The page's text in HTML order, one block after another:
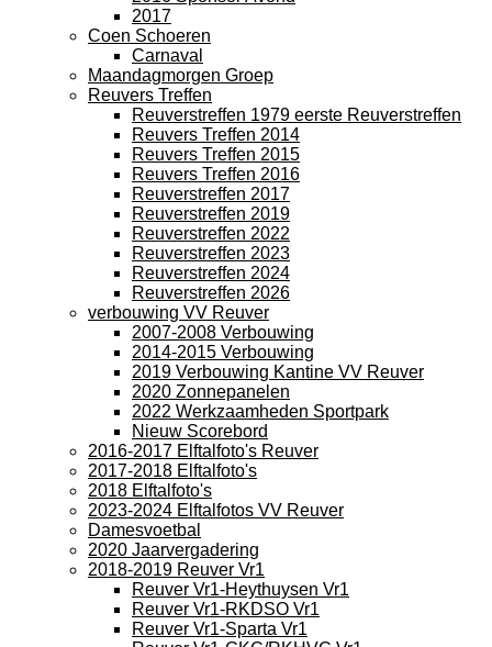
2017
Coen Schoeren
Carnaval
Maandagmorgen Groep
Reuvers Treffen
Reuverstreffen 1979 eerste Reuverstreffen
Reuvers Treffen 2014
Reuvers Treffen 2015
Reuvers Treffen 2016
Reuverstreffen 2017
Reuverstreffen 2019
Reuverstreffen 2022
Reuverstreffen 2023
Reuverstreffen 2024
Reuverstreffen 2026
verbouwing VV Reuver
2007-2008 Verbouwing
2014-2015 Verbouwing
2019 Verbouwing Kantine VV Reuver
2020 Zonnepanelen
2022 Werkzaamheden Sportpark
Nieuw Scorebord
2016-2017 Elftalfoto's Reuver
2017-2018 Elftalfoto's
2018 Elftalfoto's
2023-2024 Elftalfotos VV Reuver
Damesvoetbal
2020 Jaarvergadering
2018-2019 Reuver Vr1
Reuver Vr1-Heythuysen Vr1
Reuver Vr1-RKDSO Vr1
Reuver Vr1-Sparta Vr1